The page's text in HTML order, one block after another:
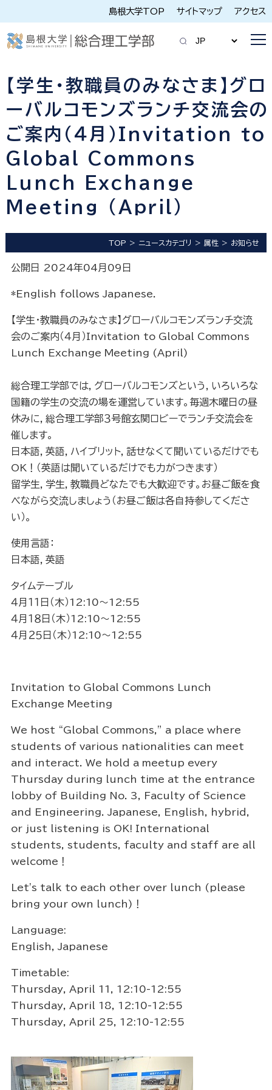
島根大学TOP サイトマップ アクセス
【学生・教職員のみなさま】グロ
ーバルコモンズランチ交流会の
ご案内（４月）Invitation to
Global Commons
Lunch Exchange
Meeting (April)
TOP ニュースカテゴリ 属性 お知らせ
公開日 2024年04月09日
*English follows Japanese.
【学生・教職員のみなさま】グローバルコモンズランチ交流
会のご案内（４月）Invitation to Global Commons
Lunch Exchange Meeting (April)
総合理工学部では，グローバルコモンズという，いろいろな
国籍の学生の交流の場を運営しています。毎週木曜日の昼
休みに，総合理工学部３号館玄関ロビーでランチ交流会を
催します。
日本語，英語，ハイブリット，話せなくて聞いているだけでも
OK！（英語は聞いているだけでも力がつきます）
留学生，学生，教職員どなたでも大歓迎です。お昼ご飯を食
べながら交流しましょう（お昼ご飯は各自持参してくださ
い）。
使用言語：
日本語，英語
タイムテーブル
４月１１日（木）12:10～12:55
４月１８日（木）12:10～12:55
４月２５日（木）12:10～12:55
Invitation to Global Commons Lunch
Exchange Meeting
We host “Global Commons,” a place where
students of various nationalities can meet
and interact. We hold a meetup every
Thursday during lunch time at the entrance
lobby of Building No. 3, Faculty of Science
and Engineering. Japanese, English, hybrid,
or just listening is OK! International
students, students, faculty and staff are all
welcome！
Let's talk to each other over lunch (please
bring your own lunch)！
Language:
English, Japanese
Timetable:
Thursday, April 11, 12:10-12:55
Thursday, April 18, 12:10-12:55
Thursday, April 25, 12:10-12:55